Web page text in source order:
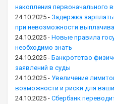
накопления первоначального
24.10.2025 - Задержка
при невозможности
24.10.2025 - Новые правила
необходимо знать
24.10.2025 - Банкротство
заявлений в суды
24.10.2025 - Увеличение
возможности и риски для
24.10.2025 - Сбербанк